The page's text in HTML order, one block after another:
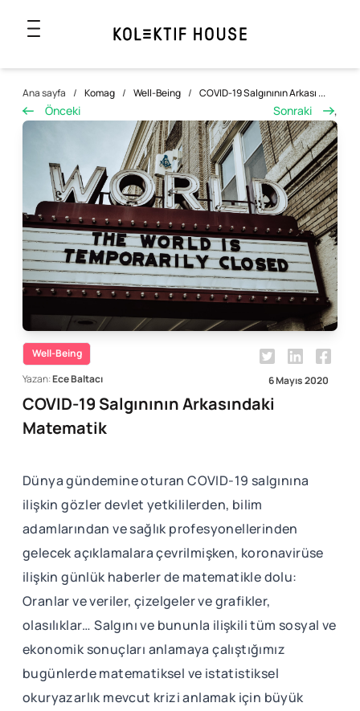
Ana sayfa / Komag / Well-Being / COVID-19 Salgınının Arkası ...
Önceki Sonraki ,
Well-Being
Yazan:Ece Baltacı 6 Mayıs 2020
COVID-19 Salgınının Arkasındaki
Matematik
Dünya gündemine oturan COVID-19 salgınına
ilişkin gözler devlet yetkililerden, bilim
adamlarından ve sağlık profesyonellerinden
gelecek açıklamalara çevrilmişken, koronavirüse
ilişkin günlük haberler de matematikle dolu:
Oranlar ve veriler, çizelgeler ve grafikler,
olasılıklar… Salgını ve bununla ilişkili tüm sosyal ve
ekonomik sonuçları anlamaya çalıştığımız
bugünlerde matematiksel ve istatistiksel
okuryazarlık mevcut krizi anlamak için büyük